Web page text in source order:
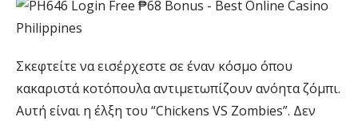
Σκεφτείτε να εισέρχεστε σε έναν κόσμο όπου
κακαριστά κοτόπουλα αντιμετωπίζουν ανόητα ζόμπι.
Αυτή είναι η έλξη του “Chickens VS Zombies”. Δεν